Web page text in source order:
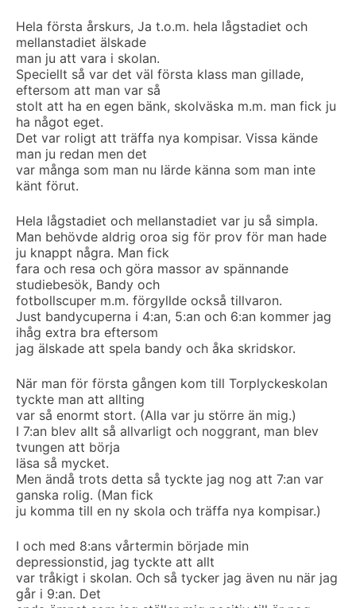
Hela första årskurs, Ja t.o.m. hela lågstadiet och
mellanstadiet älskade
man ju att vara i skolan.
Speciellt så var det väl första klass man gillade,
eftersom att man var så
stolt att ha en egen bänk, skolväska m.m. man fick ju
ha något eget.
Det var roligt att träffa nya kompisar. Vissa kände
man ju redan men det
var många som man nu lärde känna som man inte
känt förut.
Hela lågstadiet och mellanstadiet var ju så simpla.
Man behövde aldrig oroa sig för prov för man hade
ju knappt några. Man fick
fara och resa och göra massor av spännande
studiebesök, Bandy och
fotbollscuper m.m. förgyllde också tillvaron.
Just bandycuperna i 4:an, 5:an och 6:an kommer jag
ihåg extra bra eftersom
jag älskade att spela bandy och åka skridskor.
När man för första gången kom till Torplyckeskolan
tyckte man att allting
var så enormt stort. (Alla var ju större än mig.)
I 7:an blev allt så allvarligt och noggrant, man blev
tvungen att börja
läsa så mycket.
Men ändå trots detta så tyckte jag nog att 7:an var
ganska rolig. (Man fick
ju komma till en ny skola och träffa nya kompisar.)
I och med 8:ans vårtermin började min
depressionstid, jag tyckte att allt
var tråkigt i skolan. Och så tycker jag även nu när jag
går i 9:an. Det